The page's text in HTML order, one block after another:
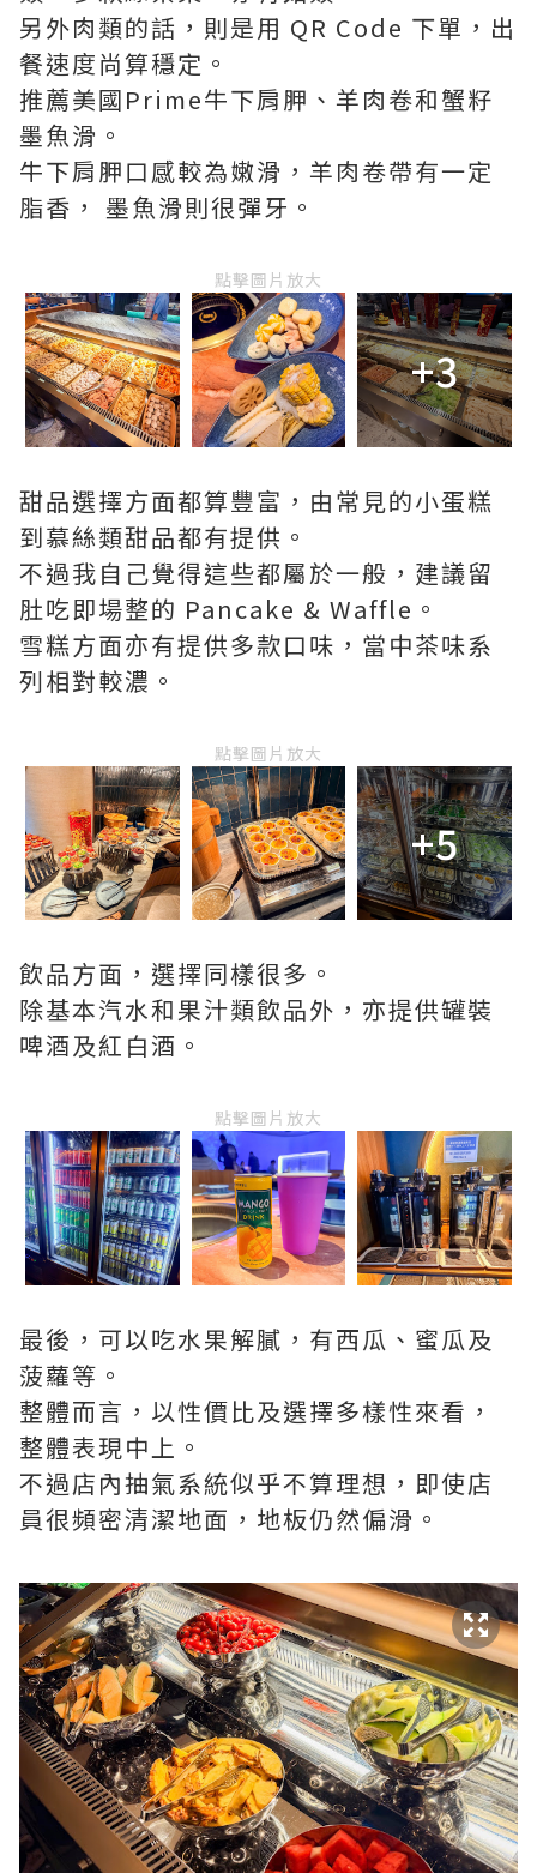
另外肉類的話，則是用 QR Code 下單，出
餐速度尚算穩定。
推薦美國Prime牛下肩胛、羊肉卷和蟹籽
墨魚滑。
牛下肩胛口感較為嫩滑，羊肉卷帶有一定
脂香， 墨魚滑則很彈牙。
點擊圖片放大
+3
甜品選擇方面都算豐富，由常見的小蛋糕
到慕絲類甜品都有提供。
不過我自己覺得這些都屬於一般，建議留
肚吃即場整的 Pancake & Waffle。
雪糕方面亦有提供多款口味，當中茶味系
列相對較濃。
點擊圖片放大
+5
飲品方面，選擇同樣很多。
除基本汽水和果汁類飲品外，亦提供罐裝
啤酒及紅白酒。
點擊圖片放大
最後，可以吃水果解膩，有西瓜、蜜瓜及
菠蘿等。
整體而言，以性價比及選擇多樣性來看，
整體表現中上。
不過店內抽氣系統似乎不算理想，即使店
員很頻密清潔地面，地板仍然偏滑。